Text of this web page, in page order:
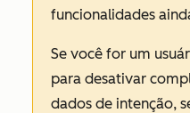
funcionalidades
Se você for um
para desativar
dados de intenção,